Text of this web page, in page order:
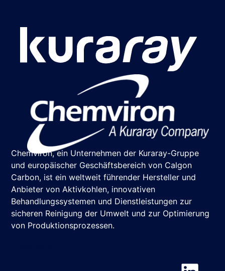
Chemviron, ein Unternehmen der Kuraray-Gruppe
und europäischer Geschäftsbereich von Calgon
Carbon, ist ein weltweit führender Hersteller und
Anbieter von Aktivkohlen, innovativen
Behandlungssystemen und Dienstleistungen zur
sicheren Reinigung der Umwelt und zur Optimierung
von Produktionsprozessen.